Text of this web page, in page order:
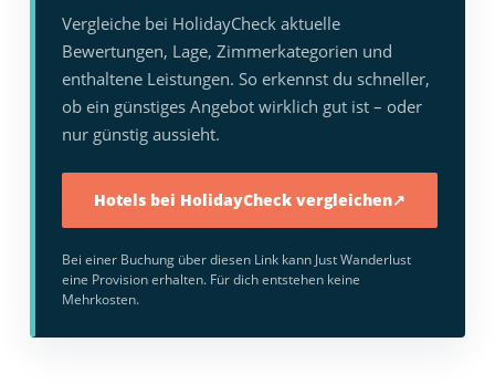
Vergleiche bei HolidayCheck aktuelle
Bewertungen, Lage, Zimmerkategorien und
enthaltene Leistungen. So erkennst du schneller,
ob ein günstiges Angebot wirklich gut ist – oder
nur günstig aussieht.
Hotels bei HolidayCheck vergleichen↗
Bei einer Buchung über diesen Link kann Just Wanderlust
eine Provision erhalten. Für dich entstehen keine
Mehrkosten.